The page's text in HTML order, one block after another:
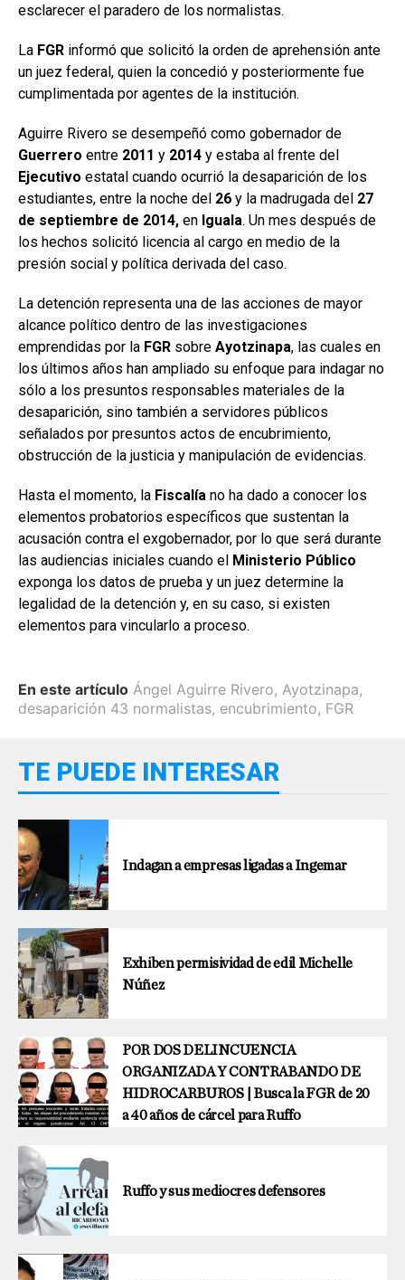
esclarecer el paradero de los normalistas.
La FGR informó que solicitó la orden de aprehensión ante
un juez federal, quien la concedió y posteriormente fue
cumplimentada por agentes de la institución.
Aguirre Rivero se desempeñó como gobernador de
Guerrero entre 2011 y 2014 y estaba al frente del
Ejecutivo estatal cuando ocurrió la desaparición de los
estudiantes, entre la noche del 26 y la madrugada del 27
de septiembre de 2014, en Iguala. Un mes después de
los hechos solicitó licencia al cargo en medio de la
presión social y política derivada del caso.
La detención representa una de las acciones de mayor
alcance político dentro de las investigaciones
emprendidas por la FGR sobre Ayotzinapa, las cuales en
los últimos años han ampliado su enfoque para indagar no
sólo a los presuntos responsables materiales de la
desaparición, sino también a servidores públicos
señalados por presuntos actos de encubrimiento,
obstrucción de la justicia y manipulación de evidencias.
Hasta el momento, la Fiscalía no ha dado a conocer los
elementos probatorios específicos que sustentan la
acusación contra el exgobernador, por lo que será durante
las audiencias iniciales cuando el Ministerio Público
exponga los datos de prueba y un juez determine la
legalidad de la detención y, en su caso, si existen
elementos para vincularlo a proceso.
En este artículo Ángel Aguirre Rivero, Ayotzinapa,
desaparición 43 normalistas, encubrimiento, FGR
TE PUEDE INTERESAR
Indagan a empresas ligadas a Ingemar
Exhiben permisividad de edil Michelle
Núñez
POR DOS DELINCUENCIA
ORGANIZADA Y CONTRABANDO DE
HIDROCARBUROS | Busca la FGR de 20
a 40 años de cárcel para Ruffo
Ruffo y sus mediocres defensores